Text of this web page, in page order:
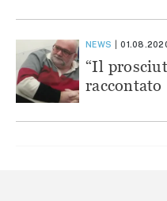
NEWS
“Il
raccontato